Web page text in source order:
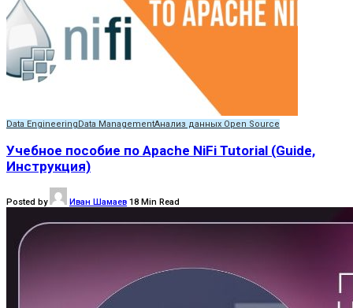
Data EngineeringData ManagementАнализ данных Open Source
Учебное пособие по Apache NiFi Tutorial (Guide,
Инструкция)
Posted by Иван Шамаев 18 Min Read